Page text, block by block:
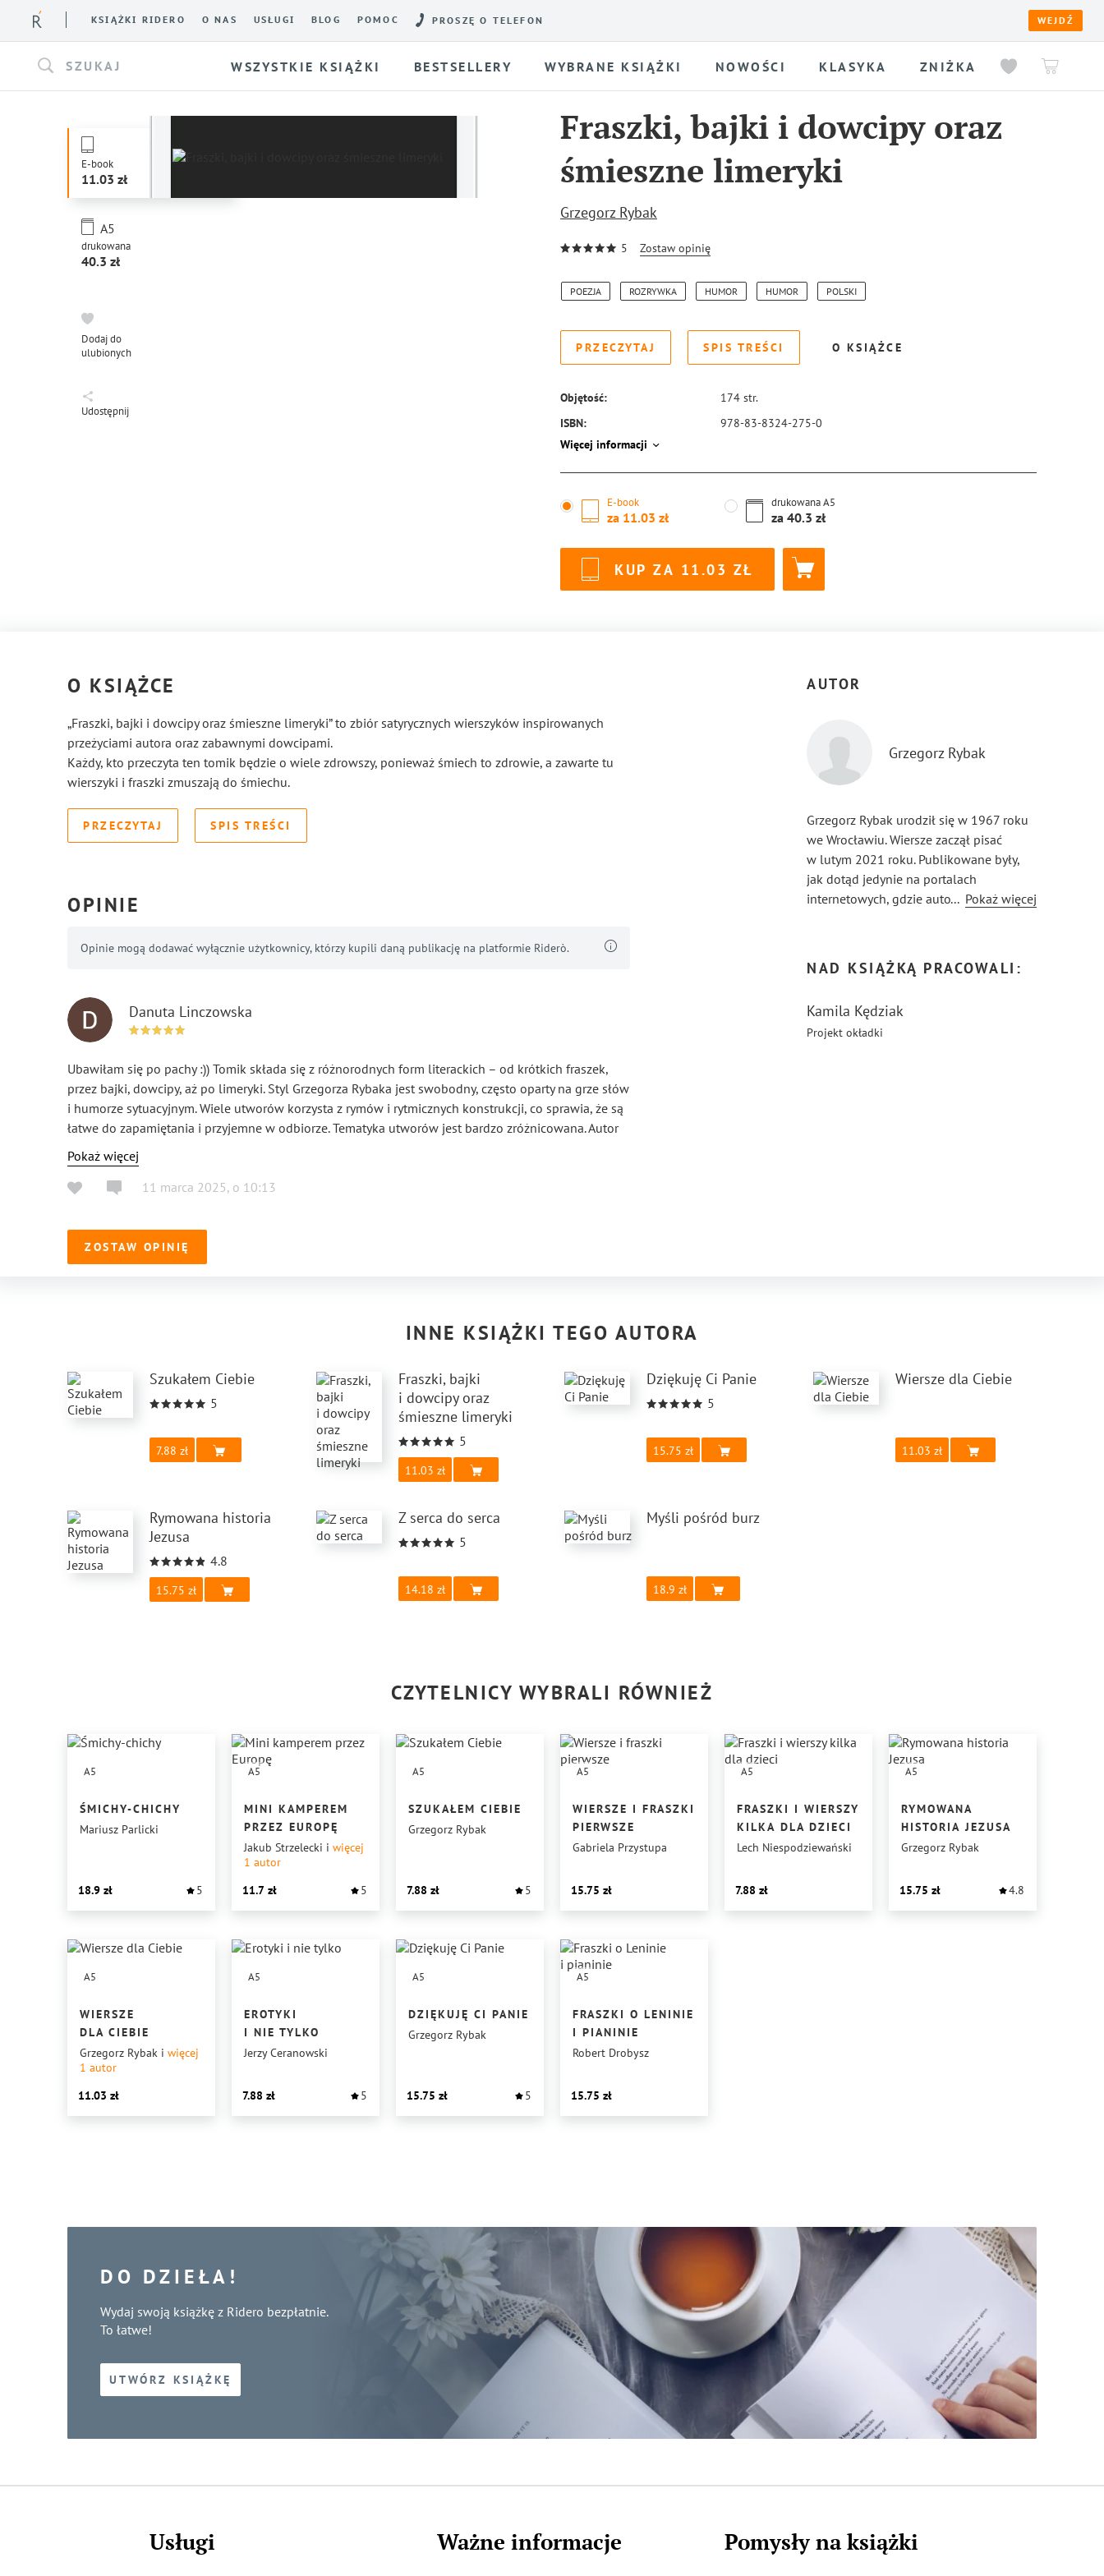
KSIĄŻKI RIDERO O NAS USŁUGI BLOG POMOC PROSZĘ O TELEFON WEJDŹ
SZUKAJ WSZYSTKIE KSIĄŻKI BESTSELLERY WYBRANE KSIĄŻKI NOWOŚCI KLASYKA ZNIŻKA
E-book
11.03
drukowana
A5
40.3
Dodaj do
ulubionych
Udostępnij
Fraszki, bajki i dowcipy oraz
śmieszne limeryki
Grzegorz Rybak
5 Zostaw opinię
POEZJA ROZRYWKA HUMOR HUMOR POLSKI
PRZECZYTAJ SPIS TREŚCI O KSIĄŻCE
Objętość: 174 str.
ISBN:
978-83-8324-275-0
Więcej informacji
E-book
za 11.03
drukowanaA5
za 40.3
KUP ZA 11.03
O KSIĄŻCE
„Fraszki, bajki i dowcipy oraz śmieszne limeryki” to zbiór satyrycznych wierszyków inspirowanych
przeżyciami autora oraz zabawnymi dowcipami.
Każdy, kto przeczyta ten tomik będzie o wiele zdrowszy, ponieważ śmiech to zdrowie, a zawarte tu
wierszyki i fraszki zmuszają do śmiechu.
PRZECZYTAJ SPIS TREŚCI
OPINIE
Opinie mogą dodawać wyłącznie użytkownicy, którzy kupili daną publikację na platformie Riderò.
Danuta Linczowska
Ubawiłam się po pachy :)) Tomik składa się z różnorodnych form literackich – od krótkich fraszek,
przez bajki, dowcipy, aż po limeryki. Styl Grzegorza Rybaka jest swobodny, często oparty na grze słów
i humorze sytuacyjnym. Wiele utworów korzysta z rymów i rytmicznych konstrukcji, co sprawia, że są
łatwe do zapamiętania i przyjemne w odbiorze. Tematyka utworów jest bardzo zróżnicowana. Autor
porusza szeroką gamę tematów: ✔ Społeczno-polityczne – Wiersze takie jak „Zwierzyniec”, „Do
ministra zdrowia” czy „Omikron” w ironiczny sposób komentują rzeczywistość pandemiczną i decyzje
rządzących. ✔ Obyczajowe i satyryczne – Fraszki i limeryki opowiadają o relacjach międzyludzkich,
„Po pięćdziesiątce”. ✔ Erotyczno-humorystyczne – Niektóre teksty balansują na granicy dobrego
smaku, wykorzystując humor oparty na seksualnych aluzjach „Miłość czy ruchanie?”, „Seks Jasia z
Małgosią” ✔ Lekkie i refleksyjne – Część wierszy ma bardziej filozoficzny lub refleksyjny wydźwięk,
Pokaż więcej
11 marca 2025, o 10:13
ZOSTAW OPINIĘ
AUTOR
Grzegorz Rybak
Grzegorz Rybak urodził się w 1967 roku
we Wrocławiu. Wiersze zaczął pisać
w lutym 2021 roku. Publikowane były,
jak dotąd jedynie na portalach
internetowych, gdzie autor występuje
pierwszy tomik jego wierszy pod tytułem
„Dziękuję Ci Panie”, a w październiku
„Z serca do serca”.
... Pokaż więcej
NAD KSIĄŻKĄ PRACOWALI:
Kamila Kędziak
Projekt okładki
INNE KSIĄŻKI TEGO AUTORA
Szukałem Ciebie
5
7.88
Fraszki, bajki
i dowcipy oraz
śmieszne limeryki
5
11.03
Dziękuję Ci Panie
5
15.75
Wiersze dla Ciebie
11.03
Rymowana historia
Jezusa
4.8
15.75
Z serca do serca
5
14.18
Myśli pośród burz
18.9
CZYTELNICY WYBRALI RÓWNIEŻ
A5
ŚMICHY-CHICHY
Mariusz Parlicki
18.9 5
A5
MINI KAMPEREM
PRZEZ EUROPĘ
Jakub Strzelecki i więcej
1 autor
11.7
5
A5
SZUKAŁEM CIEBIE
Grzegorz Rybak
7.88 5
A5
WIERSZE I FRASZKI
PIERWSZE
Gabriela Przystupa
15.75
A5
FRASZKI I WIERSZY
KILKA DLA DZIECI
Lech Niespodziewański
7.88
A5
RYMOWANA
HISTORIA JEZUSA
Grzegorz Rybak
15.75 4.8
A5
WIERSZE
DLA CIEBIE
Grzegorz Rybak i więcej
1 autor
11.03
A5
EROTYKI
I NIE TYLKO
Jerzy Ceranowski
7.88 5
A5
DZIĘKUJĘ CI PANIE
Grzegorz Rybak
15.75 5
A5
FRASZKI O LENINIE
I PIANINIE
Robert Drobysz
15.75
DO DZIEŁA!
Wydaj swoją książkę z Ridero bezpłatnie.
To łatwe!
UTWÓRZ KSIĄŻKĘ
Usługi Ważne informacje Pomysły na książki